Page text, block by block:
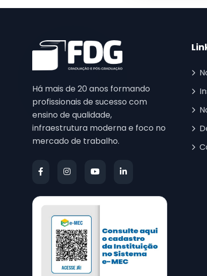
Há mais de 20 anos formando
profissionais de sucesso com
ensino de qualidade,
infraestrutura moderna e foco no
mercado de trabalho.